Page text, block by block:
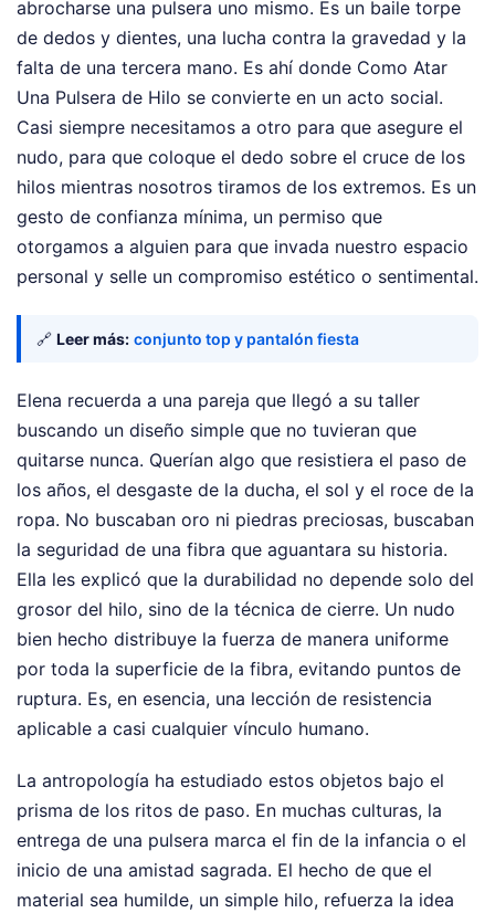
abrocharse una pulsera uno mismo. Es un baile torpe
de dedos y dientes, una lucha contra la gravedad y la
falta de una tercera mano. Es ahí donde Como Atar
Una Pulsera de Hilo se convierte en un acto social.
Casi siempre necesitamos a otro para que asegure el
nudo, para que coloque el dedo sobre el cruce de los
hilos mientras nosotros tiramos de los extremos. Es un
gesto de confianza mínima, un permiso que
otorgamos a alguien para que invada nuestro espacio
personal y selle un compromiso estético o sentimental.
🔗 Leer más: conjunto top y pantalón fiesta
Elena recuerda a una pareja que llegó a su taller
buscando un diseño simple que no tuvieran que
quitarse nunca. Querían algo que resistiera el paso de
los años, el desgaste de la ducha, el sol y el roce de la
ropa. No buscaban oro ni piedras preciosas, buscaban
la seguridad de una fibra que aguantara su historia.
Ella les explicó que la durabilidad no depende solo del
grosor del hilo, sino de la técnica de cierre. Un nudo
bien hecho distribuye la fuerza de manera uniforme
por toda la superficie de la fibra, evitando puntos de
ruptura. Es, en esencia, una lección de resistencia
aplicable a casi cualquier vínculo humano.
La antropología ha estudiado estos objetos bajo el
prisma de los ritos de paso. En muchas culturas, la
entrega de una pulsera marca el fin de la infancia o el
inicio de una amistad sagrada. El hecho de que el
material sea humilde, un simple hilo, refuerza la idea